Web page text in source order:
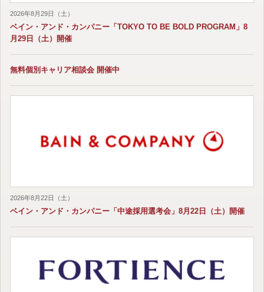
2026年8月29日（土）
ベイン・アンド・カンパニー「TOKYO TO BE BOLD PROGRAM」8
月29日（土）開催
無料個別キャリア相談会 開催中
2026年8月22日（土）
ベイン・アンド・カンパニー「中途採用選考会」8月22日（土）開催